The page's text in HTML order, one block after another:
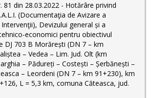
81 din 28.03.2022 - Hotărâre privind
(Documentaţia de Avizare a
Devizului general și a
economici pentru obiectivul
DJ 703 B Morărești (DN 7 – km
– Vedea – Lim. Jud. Olt (km
– Pădureți – Costești – Șerbănești –
– Leordeni (DN 7 – km 91+230), km
L = 5,3 km, comuna Căteasca, jud.